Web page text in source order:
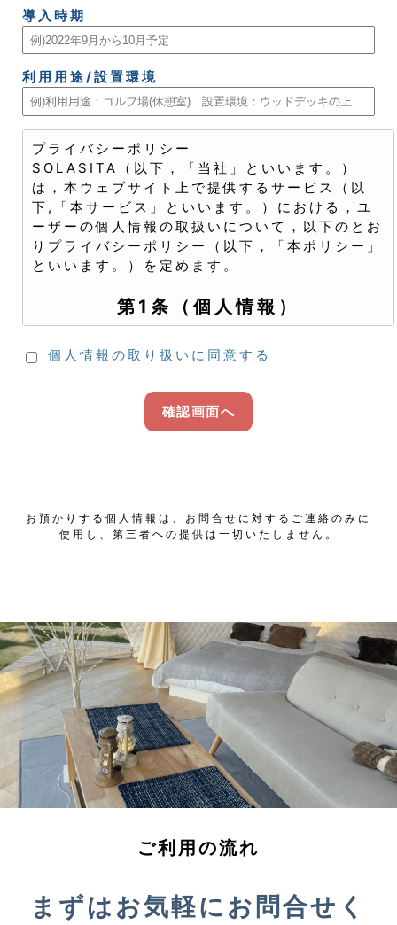
導入時期
利用用途/設置環境
プライバシーポリシー
SOLASITA（以下，「当社」といいます。）
は，本ウェブサイト上で提供するサービス（以
下,「本サービス」といいます。）における，ユ
ーザーの個人情報の取扱いについて，以下のとお
りプライバシーポリシー（以下，「本ポリシー」
といいます。）を定めます。
第1条（個人情報）
情報」を指すものとし，生存する個人に関する情
日，住所，電話番号，連絡先その他の記述等によ
り特定の個人を識別できる情報及び容貌，指紋，
声紋にかかるデータ，及び健康保険証の保険者番
第2条（個人情報の収集方法）
また，ユーザーと提携先などとの間でなされたユ
ーザーの個人情報を含む取引記録や決済に関する
情報を,当社の提携先（情報提供元，広告主，広
告配信先などを含みます。以下，｢提携先｣とい
います。）などから収集することがあります。
第3条（個人情報を収集・利用する
目的）
当社が個人情報を収集・利用する目的は，以下の
当社サービスの提供・運営のため
人確認を行うことを含む）
ユーザーが利用中のサービスの新機能，更新情
個人情報の取り扱いに同意する
確認画面へ
お預かりする個人情報は、お問合せに対するご連絡のみに
使用し、第三者への提供は一切いたしません。
ご利用の流れ
まずはお気軽にお問合せく